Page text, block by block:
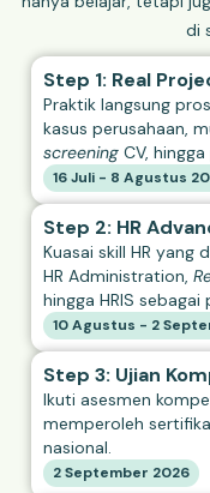
di
Step 1: Real
Praktik langsung
kasus perusahaan,
screening CV,
16 Juli - 8 Agustus
Step 2: HR
Kuasai skill HR yang
HR Administration,
hingga HRIS sebagai
10 Agustus - 2
Step 3: Ujian
Ikuti asesmen
memperoleh
nasional.
2 September 2026